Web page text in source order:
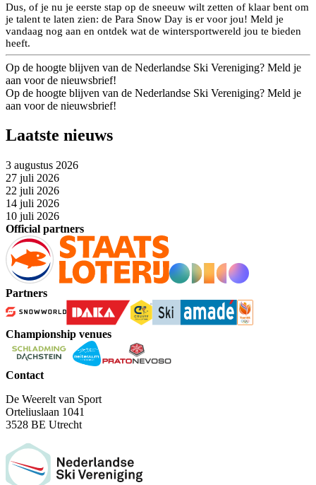
Dus, of je nu je eerste stap op de sneeuw wilt zetten of klaar bent om
je talent te laten zien: de Para Snow Day is er voor jou! Meld je
vandaag nog aan en ontdek wat de wintersportwereld jou te bieden
heeft.
Op de hoogte blijven van de Nederlandse Ski Vereniging? Meld je
aan voor de nieuwsbrief!
Op de hoogte blijven van de Nederlandse Ski Vereniging? Meld je
aan voor de nieuwsbrief!
Laatste nieuws
3 augustus 2026
27 juli 2026
22 juli 2026
14 juli 2026
10 juli 2026
Official partners
Partners
Championship venues
Contact
De Weerelt van Sport
Orteliuslaan 1041
3528 BE Utrecht